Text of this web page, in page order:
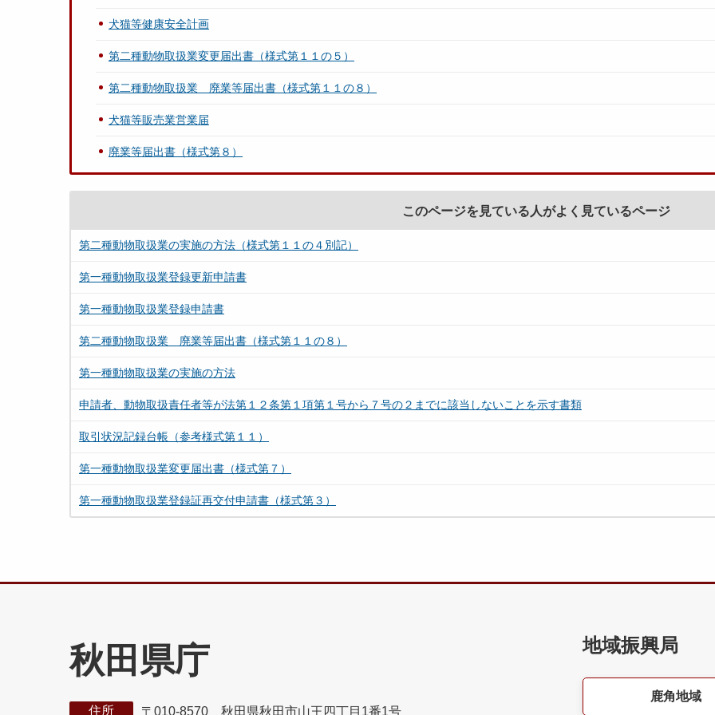
犬猫等健康安全計画
第二種動物取扱業変更届出書（様式第１１の５）
第二種動物取扱業 廃業等届出書（様式第１１の８）
犬猫等販売業営業届
廃業等届出書（様式第８）
このページを見ている人がよく見ているページ
第二種動物取扱業の実施の方法（様式第１１の４別記）
第一種動物取扱業登録更新申請書
第一種動物取扱業登録申請書
第二種動物取扱業 廃業等届出書（様式第１１の８）
第一種動物取扱業の実施の方法
申請者、動物取扱責任者等が法第１２条第１項第１号から７号の２までに該当しないことを示す書類
取引状況記録台帳（参考様式第１１）
第一種動物取扱業変更届出書（様式第７）
第一種動物取扱業登録証再交付申請書（様式第３）
秋田県庁
住所 〒010-8570 秋田県秋田市山王四丁目1番1号
地域振興局
鹿角地域